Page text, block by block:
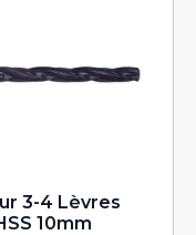
3-4 Lèvres
10mm